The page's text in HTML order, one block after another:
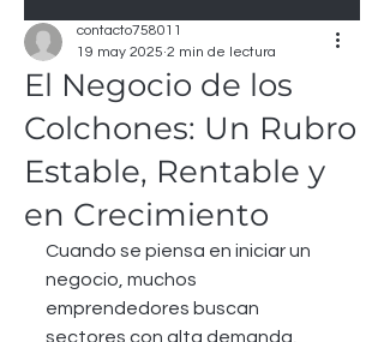
El Negocio de los
Colchones: Un Rubro
Estable, Rentable y
en Crecimiento
contacto758011
19 may 2025 2 min de lectura
Cuando se piensa en iniciar un
negocio, muchos
emprendedores buscan
sectores con alta demanda,